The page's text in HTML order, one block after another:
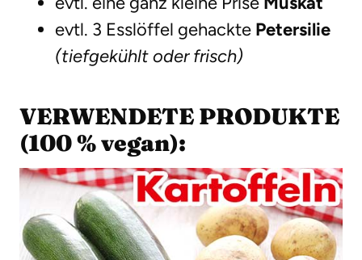
evtl. 3 Esslöffel gehackte Petersilie
(tiefgekühlt oder frisch)
VERWENDETE PRODUKTE
(100 % vegan):